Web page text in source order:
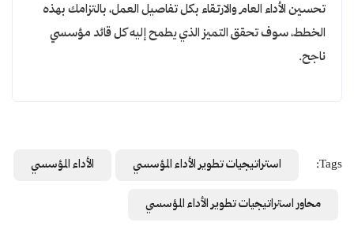
تحسين الأداء العام والارتقاء بكل تفاصيل العمل، بالتزامك بهذه
الخطط، سوف تحقق التميز الذي يطمح إليه كل قائد مؤسسي
ناجح.
Tags: استراتيجيات تطوير الأداء المؤسسي الأداء المؤسسي
محاور استراتيجيات تطوير الأداء المؤسسي